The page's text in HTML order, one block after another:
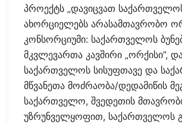
პროექტს „დავიცვათ
ახორციელებს არასამთავრობო
კონსორციუმი: საქართველოს
მკვლევართა კავშირი „ორქისი”,
საქართველოს სისუფთავე და
მწვანეთა მოძრაობა/დედამიწის
საქართველო, შვედეთის
უზრუნველყოფით, საქართველოს